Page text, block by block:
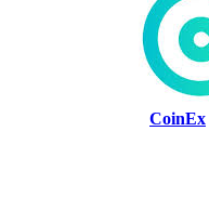
CoinEx